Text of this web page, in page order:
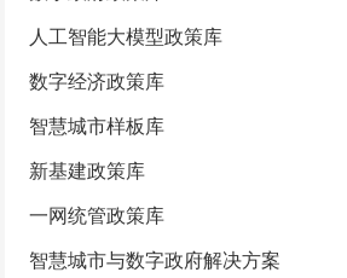
人工智能大模型政策库
数字经济政策库
智慧城市样板库
新基建政策库
一网统管政策库
智慧城市与数字政府解决方案